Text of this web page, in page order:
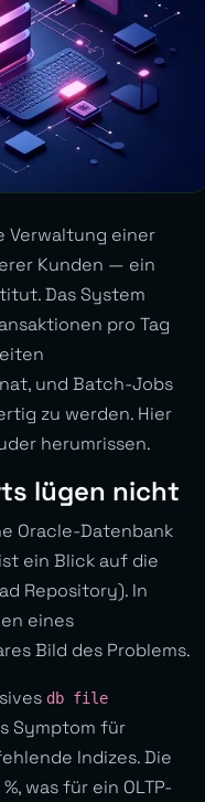
Verwaltung einer
Kunden — ein
Das System
pro Tag
und Batch-Jobs
zu werden. Hier
herumrissen.
lügen nicht
Oracle-Datenbank
ein Blick auf die
Repository). In
eines
Bild des Problems.
db file
Symptom für
Indizes. Die
was für ein OLTP-